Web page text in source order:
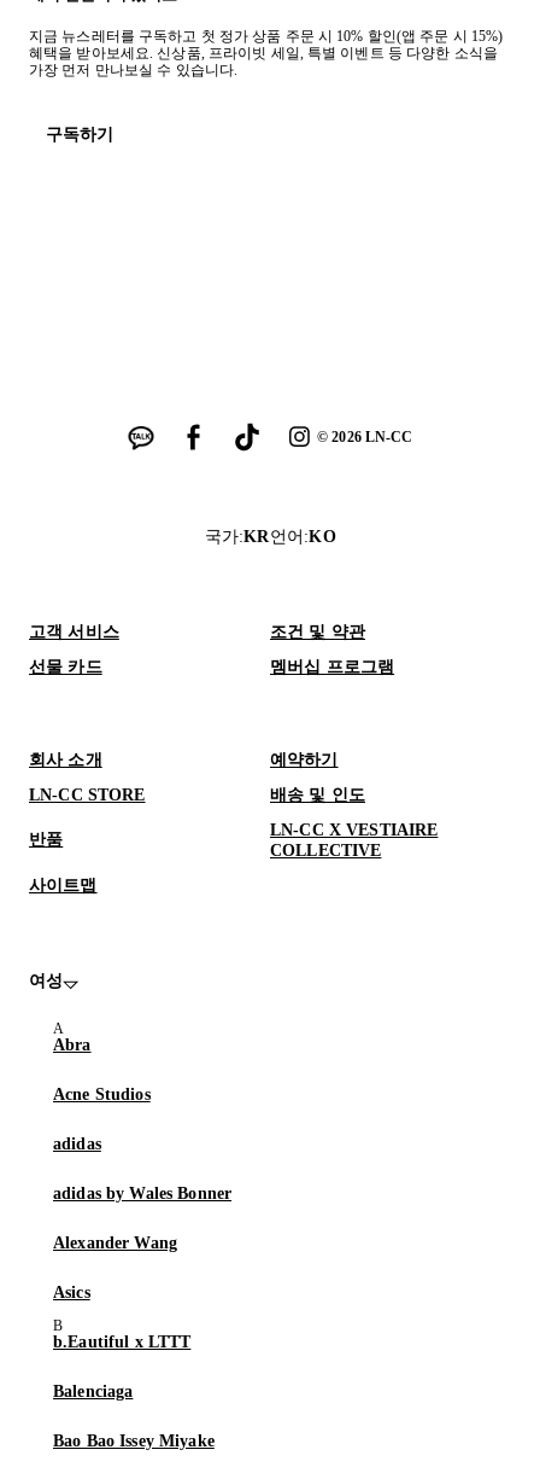
지금 뉴스레터를 구독하고 첫 정가 상품 주문 시 10% 할인(앱 주문 시 15%)
혜택을 받아보세요. 신상품, 프라이빗 세일, 특별 이벤트 등 다양한 소식을
가장 먼저 만나보실 수 있습니다.
구독하기
©2026LN-CC
국가:KR 언어 :KO
고객 서비스
조건 및 약관
선물 카드
멤버십 프로그램
회사 소개
예약하기
LN-CC STORE
배송 및 인도
반품
LN-CC X VESTIAIRE
COLLECTIVE
사이트맵
여성
Abra
Acne Studios
adidas
adidas by Wales Bonner
Alexander Wang
Asics
b.Eautiful x LTTT
Balenciaga
Bao Bao Issey Miyake